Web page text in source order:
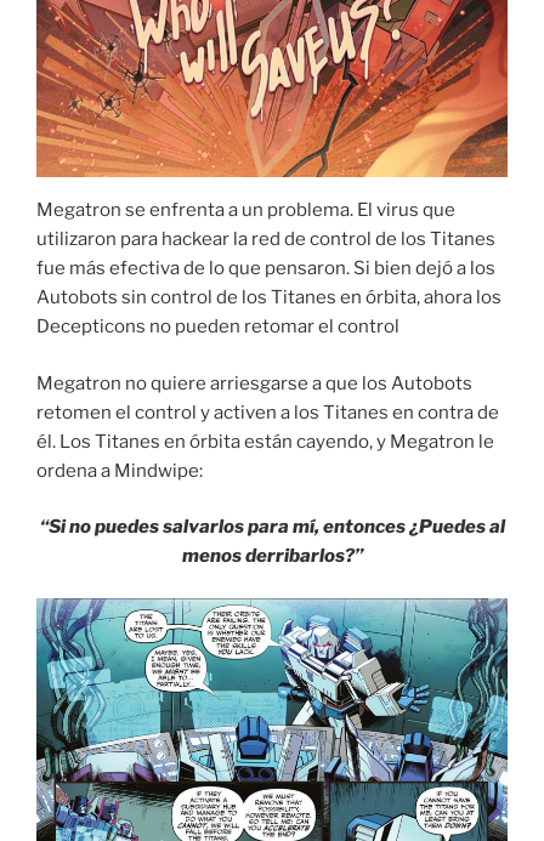
Megatron se enfrenta a un problema. El virus que
utilizaron para hackear la red de control de los Titanes
fue más efectiva de lo que pensaron. Si bien dejó a los
Autobots sin control de los Titanes en órbita, ahora los
Decepticons no pueden retomar el control
Megatron no quiere arriesgarse a que los Autobots
retomen el control y activen a los Titanes en contra de
él. Los Titanes en órbita están cayendo, y Megatron le
ordena a Mindwipe:
“Si no puedes salvarlos para mí, entonces ¿Puedes al
menos derribarlos?”